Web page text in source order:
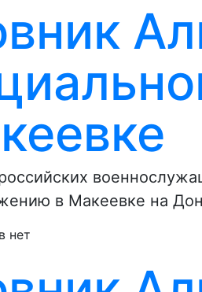
в Макеевке на
нет